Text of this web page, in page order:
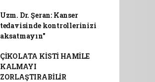
Uzm. Dr. Şeran: Kanser
tedavisinde kontrollerinizi
aksatmayın"
ÇİKOLATA KİSTİ HAMİLE
KALMAYI
ZORLAŞTIRABİLİR